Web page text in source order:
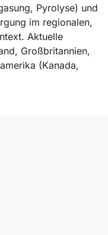
Pyrolyse) und
im regionalen,
Aktuelle
Großbritannien,
(Kanada,